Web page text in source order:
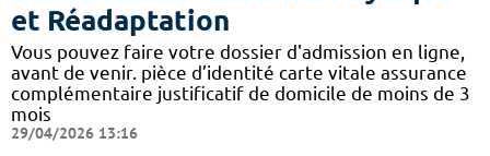
et Réadaptation
Vous pouvez faire votre dossier d'admission en ligne,
avant de venir. pièce d’identité carte vitale assurance
complémentaire justificatif de domicile de moins de 3
mois
29/04/2026 13:16